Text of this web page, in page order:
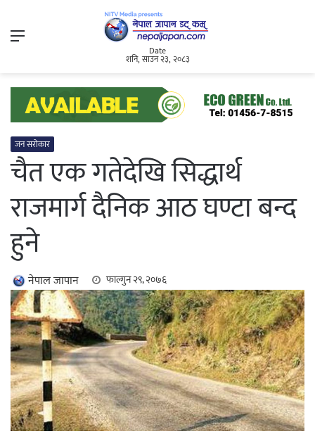
Menu
Date
शनि, साउन २३, २०८३
जन सरोकार
चैत एक गतेदेखि सिद्धार्थ
राजमार्ग दैनिक आठ घण्टा बन्द
हुने
नेपाल जापान फाल्गुन २९, २०७६